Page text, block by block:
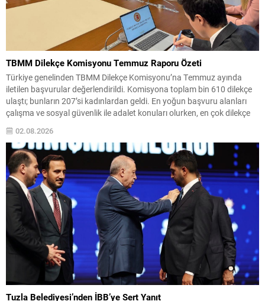
TBMM Dilekçe Komisyonu Temmuz Raporu Özeti
Türkiye genelinden TBMM Dilekçe Komisyonu’na Temmuz ayında
iletilen başvurular değerlendirildi. Komisyona toplam bin 610 dilekçe
ulaştı; bunların 207’si kadınlardan geldi. En yoğun başvuru alanları
çalışma ve sosyal güvenlik ile adalet konuları olurken, en çok dilekçe
gönderen iller İstanbul, Ankara ve İzmir olarak sıralandı. Komisyonun
inceleme kayıtlarında, vatandaşlardan farklı ve dikkat...
02.08.2026
Tuzla Belediyesi’nden İBB’ye Sert Yanıt